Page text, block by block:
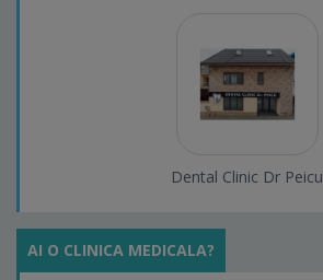
Dental Clinic Dr Peicu
AI O CLINICA MEDICALA?